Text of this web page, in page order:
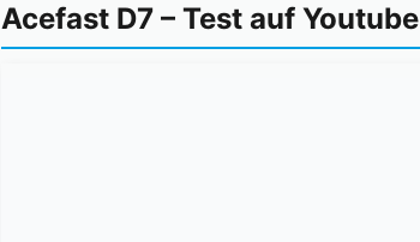
Acefast D7 – Test auf Youtube